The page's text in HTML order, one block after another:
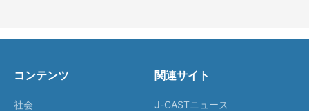
コンテンツ
社会
関連サイト
J-CASTニュース